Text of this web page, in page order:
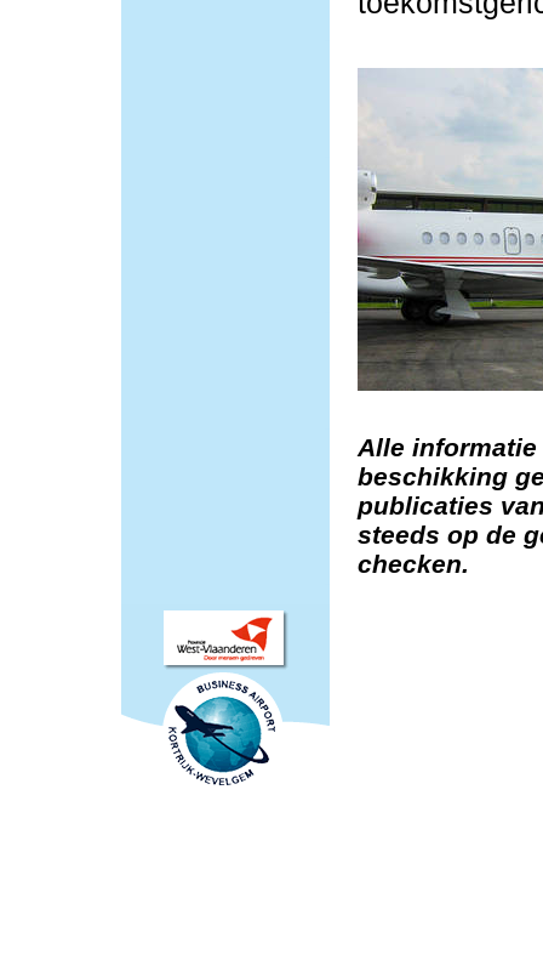
Alle
beschikking
publicaties
steeds op de
checken.